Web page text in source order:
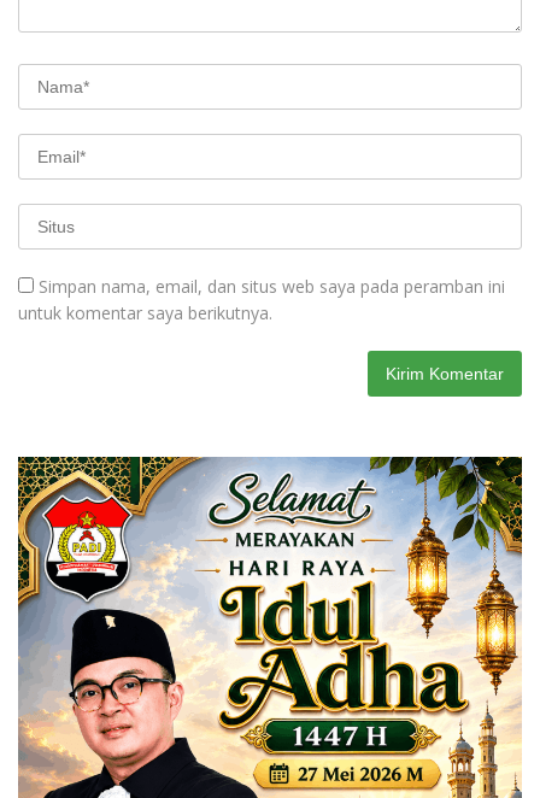
Simpan nama, email, dan situs web saya pada peramban ini
untuk komentar saya berikutnya.